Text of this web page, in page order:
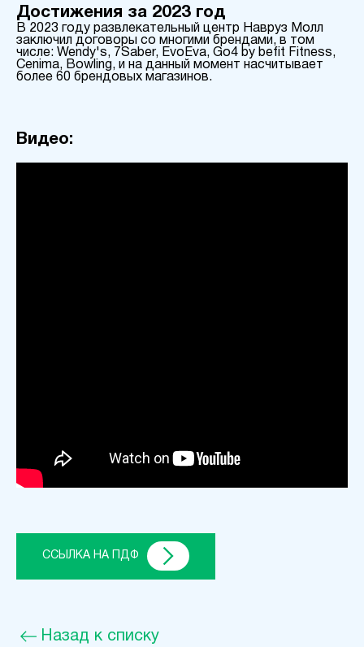
Достижения за 2023 год
В 2023 году развлекательный центр Навруз Молл
заключил договоры со многими брендами, в том
числе: Wendy's, 7Saber, EvoEva, Go4 by befit Fitness,
Cenima, Bowling, и на данный момент насчитывает
более 60 брендовых магазинов.
Видео:
ССЫЛКА НА ПДФ
Назад к списку